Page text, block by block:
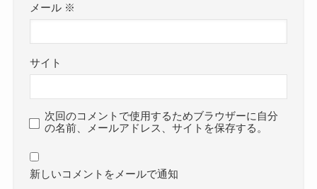
メール ※
サイト
次回のコメントで使用するためブラウザーに自分
の名前、メールアドレス、サイトを保存する。
新しいコメントをメールで通知